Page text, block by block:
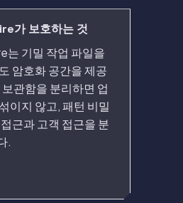
가 보호하는 것
는 기밀 작업 파일을
암호화 공간을 제공
관함을 분리하면 업
이지 않고, 패턴 비밀
근과 고객 접근을 분
.